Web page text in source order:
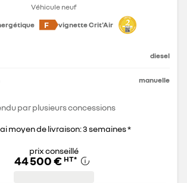
Véhicule neuf
F vignette Crit'Air
diesel
manuelle
par plusieurs concessions
moyen de livraison: 3 semaines *
prix conseillé
44 500 € HT*